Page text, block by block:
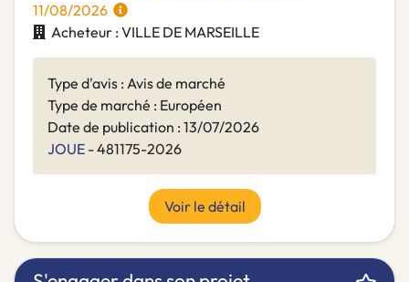
11/08/2026
Acheteur : VILLE DE MARSEILLE
Type d'avis : Avis de marché
Type de marché : Européen
Date de publication : 13/07/2026
JOUE - 481175-2026
Voir le détail